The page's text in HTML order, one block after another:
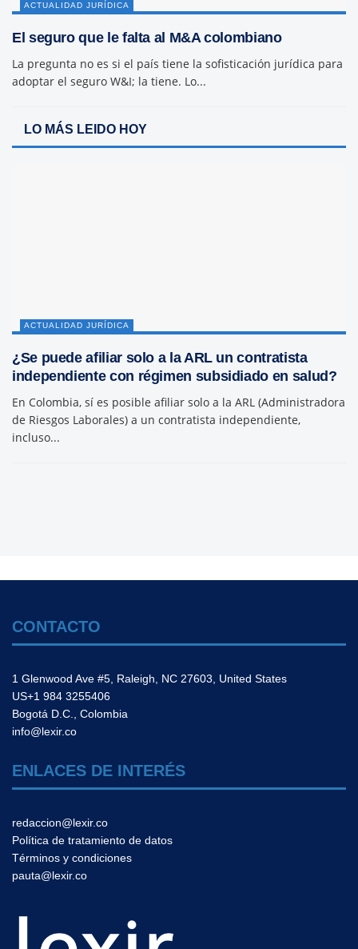
ACTUALIDAD JURÍDICA
El seguro que le falta al M&A colombiano
La pregunta no es si el país tiene la sofisticación jurídica para
adoptar el seguro W&I; la tiene. Lo...
LO MÁS LEIDO HOY
ACTUALIDAD JURÍDICA
¿Se puede afiliar solo a la ARL un contratista
independiente con régimen subsidiado en salud?
En Colombia, sí es posible afiliar solo a la ARL (Administradora
de Riesgos Laborales) a un contratista independiente,
incluso...
CONTACTO
1 Glenwood Ave #5, Raleigh, NC 27603, United States
US+1 984 3255406
Bogotá D.C., Colombia
info@lexir.co
ENLACES DE INTERÉS
redaccion@lexir.co
Política de tratamiento de datos
Términos y condiciones
pauta@lexir.co